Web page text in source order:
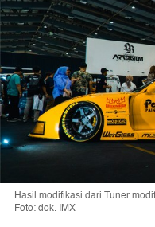
Hasil modifikasi dari Tuner
Foto: dok. IMX